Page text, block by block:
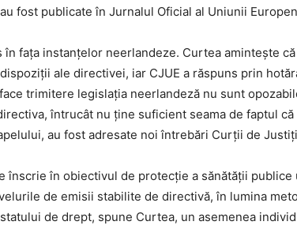
fost publicate în Jurnalul Oficial al Uniunii
fața instanțelor neerlandeze. Curtea amintește
ale directivei, iar CJUE a răspuns prin
trimitere legislația neerlandeză nu sunt
întrucât nu ține suficient seama de faptul
au fost adresate noi întrebări Curții de
înscrie în obiectivul de protecție a sănătății
de emisii stabilite de directivă, în lumina
de drept, spune Curtea, un asemenea